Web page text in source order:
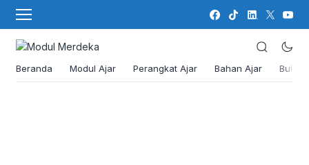
Beranda Modul Ajar Perangkat Ajar Bahan Ajar Buku